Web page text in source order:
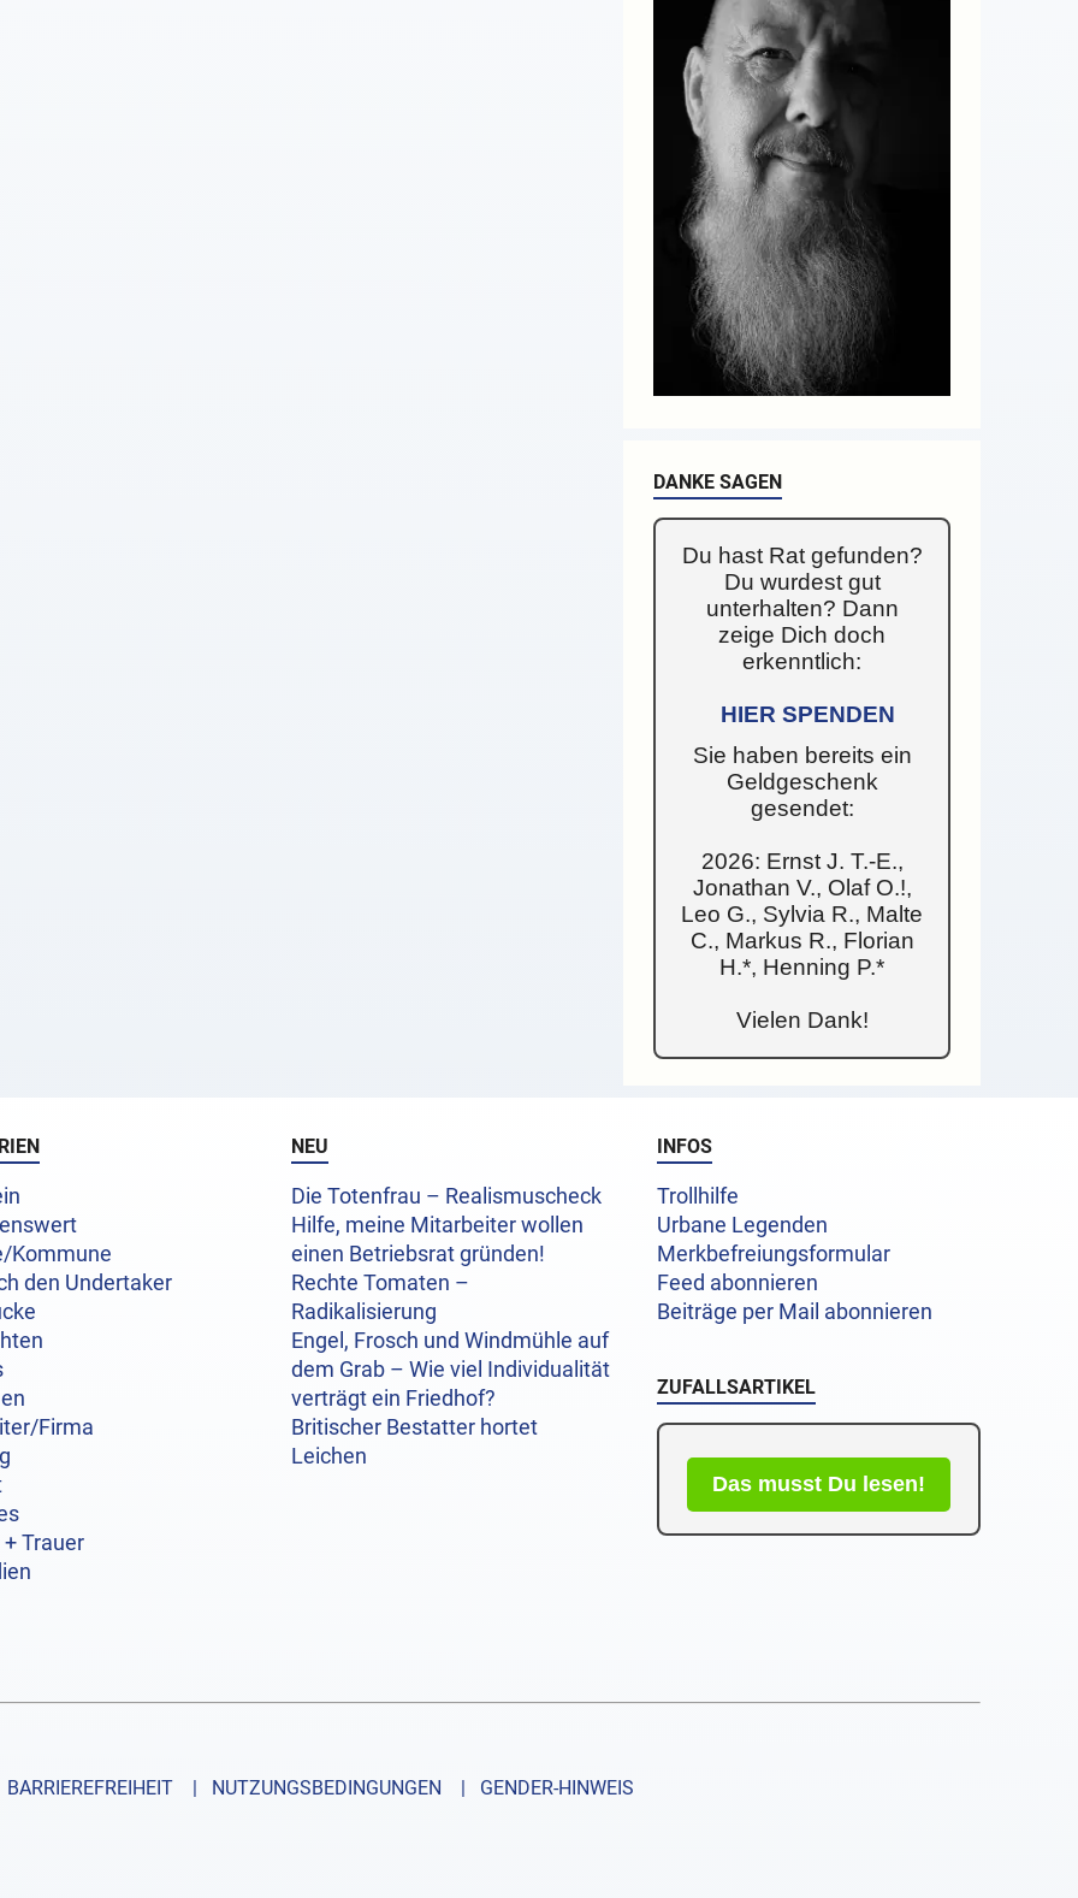
DANKE SAGEN
Du hast Rat gefunden?
Du wurdest gut
unterhalten? Dann
zeige Dich doch
erkenntlich:
HIER SPENDEN
Sie haben bereits ein
Geldgeschenk
gesendet:
2026: Ernst J. T.-E.,
Jonathan V., Olaf O.!,
Leo G., Sylvia R., Malte
C., Markus R., Florian
H.*, Henning P.*
Vielen Dank!
Kommune
den Undertaker
Firma
Trauer
NEU
Die Totenfrau – Realismuscheck
Hilfe, meine Mitarbeiter wollen
einen Betriebsrat gründen!
Rechte Tomaten –
Radikalisierung
Engel, Frosch und Windmühle auf
dem Grab – Wie viel Individualität
verträgt ein Friedhof?
Britischer Bestatter hortet
Leichen
INFOS
Trollhilfe
Urbane Legenden
Merkbefreiungsformular
Feed abonnieren
Beiträge per Mail abonnieren
ZUFALLSARTIKEL
Das musst Du lesen!
| NUTZUNGSBEDINGUNGEN | GENDER-HINWEIS